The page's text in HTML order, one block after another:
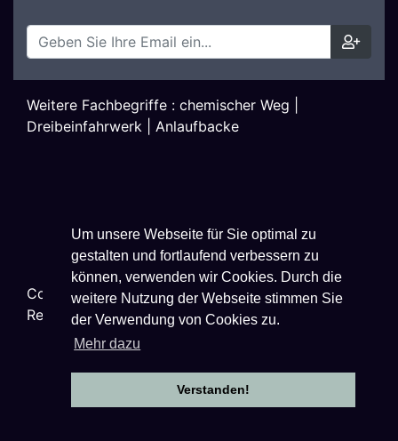
Um unsere Webseite für Sie optimal zu
gestalten und fortlaufend verbessern zu
können, verwenden wir Cookies. Durch die
weitere Nutzung der Webseite stimmen Sie
der Verwendung von Cookies zu.
Mehr dazu
Verstanden!
Weitere Fachbegriffe : chemischer Weg
Dreibeinfahrwerk
Anlaufbacke
Copyright © 2026Techniklexikon.net - All Rights
Reserved.
Datenschutzhinweise